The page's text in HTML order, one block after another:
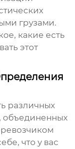
грузами.
какие есть
этот
различных
объединенных
что у вас